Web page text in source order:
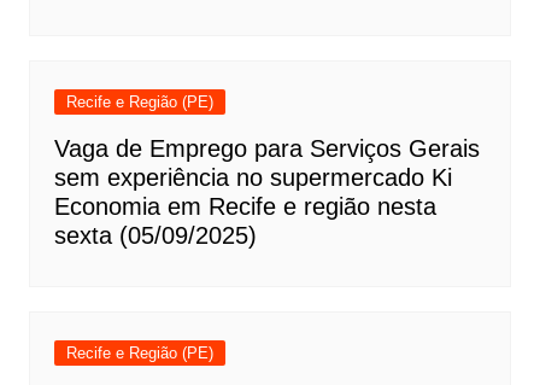
Recife e Região (PE)
Vaga de Emprego para Serviços Gerais
sem experiência no supermercado Ki
Economia em Recife e região nesta
sexta (05/09/2025)
Recife e Região (PE)